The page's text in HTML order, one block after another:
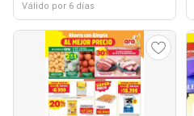
Válido por 6 días